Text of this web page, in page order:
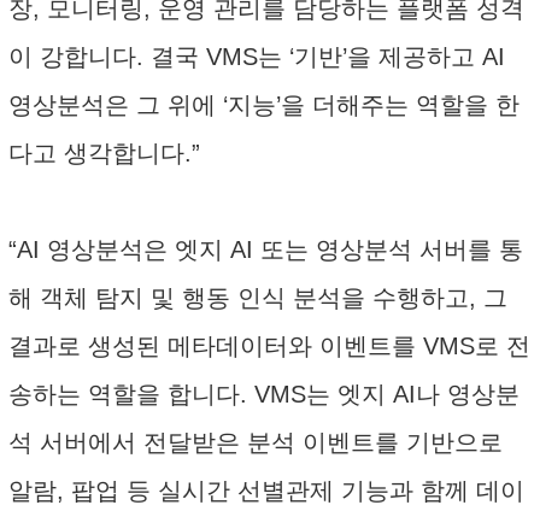
장, 모니터링, 운영 관리를 담당하는 플랫폼 성격
이 강합니다. 결국 VMS는 ‘기반’을 제공하고 AI
영상분석은 그 위에 ‘지능’을 더해주는 역할을 한
다고 생각합니다.”
“AI 영상분석은 엣지 AI 또는 영상분석 서버를 통
해 객체 탐지 및 행동 인식 분석을 수행하고, 그
결과로 생성된 메타데이터와 이벤트를 VMS로 전
송하는 역할을 합니다. VMS는 엣지 AI나 영상분
석 서버에서 전달받은 분석 이벤트를 기반으로
알람, 팝업 등 실시간 선별관제 기능과 함께 데이